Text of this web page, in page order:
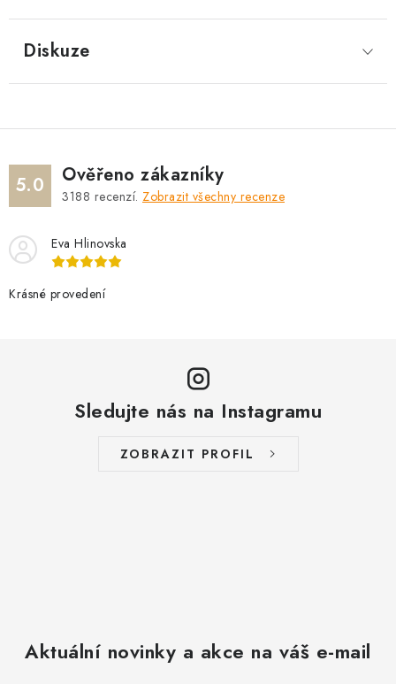
Diskuze
5.0 Ověřeno zákazníky
3188 recenzí. Zobrazit všechny recenze
Eva Hlinovska
Krásné provedení
Sledujte nás na Instagramu
ZOBRAZIT PROFIL
Aktuální novinky a akce na váš e-mail